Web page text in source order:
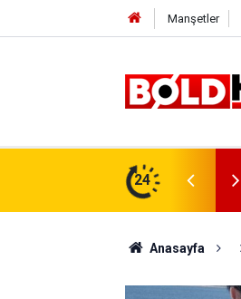
Manşetler
24
Anasayfa